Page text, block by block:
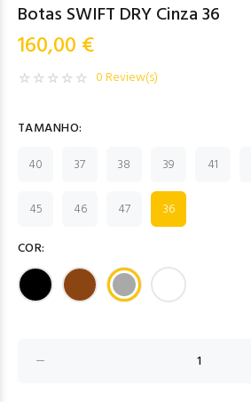
Botas SWIFT DRY Cinza 36
160,00 €
0 Review(s)
TAMANHO:
40
37 38 39 41
45 46 47
36
COR: